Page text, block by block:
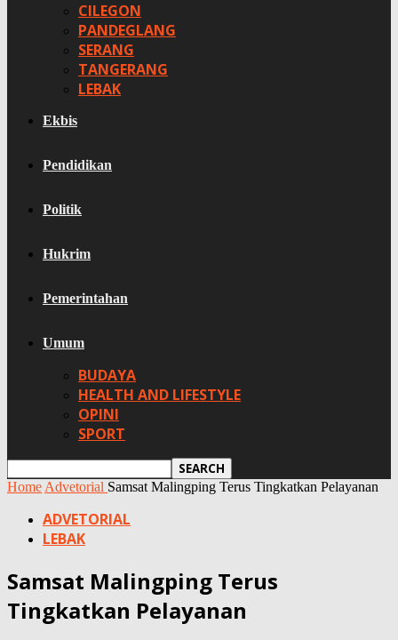
CILEGON
PANDEGLANG
SERANG
TANGERANG
LEBAK
Ekbis
Pendidikan
Politik
Hukrim
Pemerintahan
Umum
BUDAYA
HEALTH AND LIFESTYLE
OPINI
SPORT
Home Advetorial Samsat Malingping Terus Tingkatkan Pelayanan
ADVETORIAL
LEBAK
Samsat Malingping Terus
Tingkatkan Pelayanan